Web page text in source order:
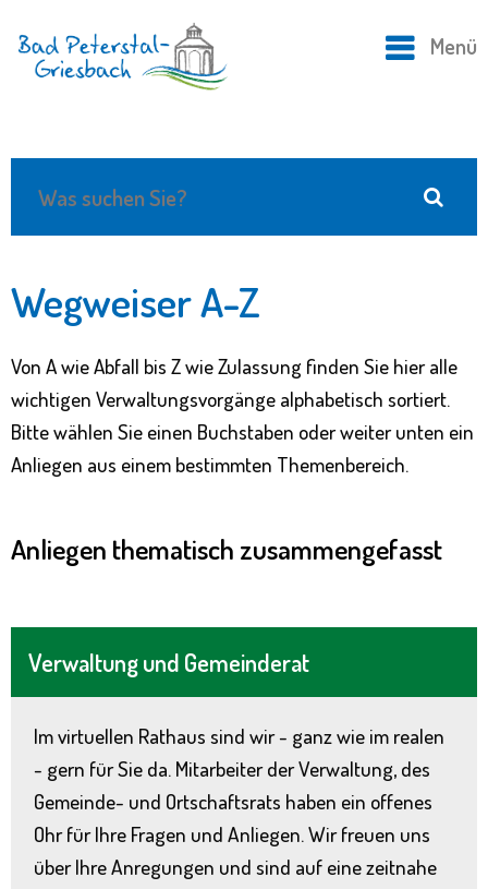
Menü
Verwaltung und Gemeinderat
Im virtuellen Rathaus sind wir - ganz wie im realen
- gern für Sie da. Mitarbeiter der Verwaltung, des
Gemeinde- und Ortschaftsrats haben ein offenes
Ohr für Ihre Fragen und Anliegen. Wir freuen uns
über Ihre Anregungen und sind auf eine zeitnahe
Wegweiser A-Z
Von A wie Abfall bis Z wie Zulassung finden Sie hier alle
wichtigen Verwaltungsvorgänge alphabetisch sortiert.
Bitte wählen Sie einen Buchstaben oder weiter unten ein
Anliegen aus einem bestimmten Themenbereich.
Anliegen thematisch zusammengefasst